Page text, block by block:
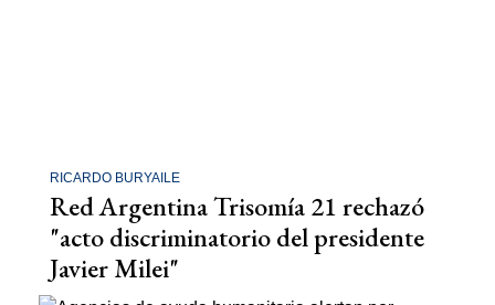
RICARDO BURYAILE
Red Argentina Trisomía 21 rechazó
"acto discriminatorio del presidente
Javier Milei"